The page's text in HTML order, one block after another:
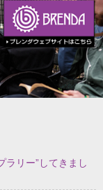
ラリー”してきまし